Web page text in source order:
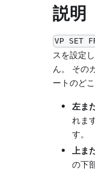
説明
VP SET
スを設定
ん。 その
ートのど
左ま
れま
す。
上ま
の下